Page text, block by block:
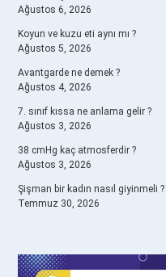
Ağustos 6, 2026
Koyun ve kuzu eti aynı mı ?
Ağustos 5, 2026
Avantgarde ne demek ?
Ağustos 4, 2026
7. sınıf kıssa ne anlama gelir ?
Ağustos 3, 2026
38 cmHg kaç atmosferdir ?
Ağustos 3, 2026
Şişman bir kadın nasıl giyinmeli ?
Temmuz 30, 2026